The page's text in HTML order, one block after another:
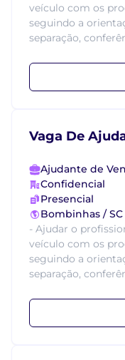
veículo com os
seguindo a
separação,
Vaga De
Ajudante de
Confidencial
Presencial
Bombinhas / SC
- Ajudar o
veículo com os
seguindo a
separação,